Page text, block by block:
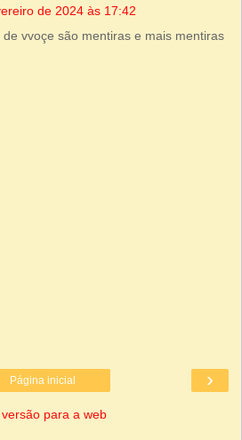
de 2024 às 17:42
vvoçe são mentiras e mais mentiras
›
Página inicial
versão para a web